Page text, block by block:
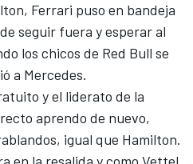
Ferrari puso en bandeja
seguir fuera y esperar al
los chicos de Red Bull se
a Mercedes.
y el liderato de la
aprendo de nuevo,
igual que Hamilton.